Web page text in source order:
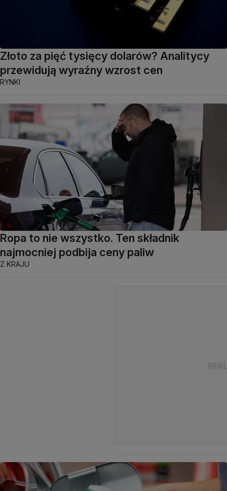
Złoto za pięć tysięcy dolarów? Analitycy
przewidują wyraźny wzrost cen
RYNKI
Ropa to nie wszystko. Ten składnik
najmocniej podbija ceny paliw
Z KRAJU